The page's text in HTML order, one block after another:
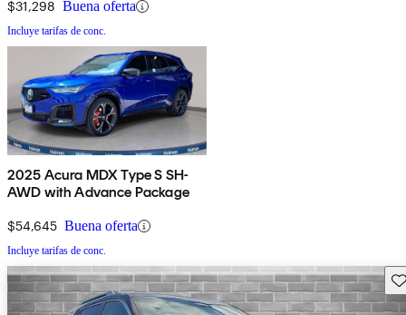
$31,298 Buena oferta
Incluye tarifas de conc.
2025 Acura MDX Type S SH-
AWD with Advance Package
$54,645 Buena oferta
Incluye tarifas de conc.